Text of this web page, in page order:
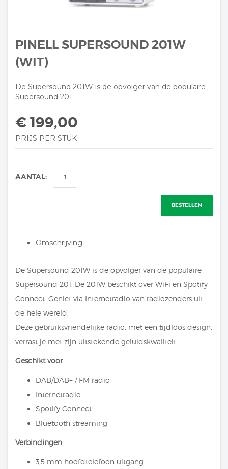
PINELL SUPERSOUND 201W
(WIT)
De Supersound 201W is de opvolger van de populaire
Supersound 201.
€ 199,00
PRIJS PER STUK
AANTAL:
BESTELLEN
Omschrijving
De Supersound 201W is de opvolger van de populaire
Supersound 201. De 201W beschikt over WiFi en Spotify
Connect. Geniet via Internetradio van radiozenders uit
de hele wereld.
Deze gebruiksvriendelijke radio, met een tijdloos design,
verrast je met zijn uitstekende geluidskwaliteit.
Geschikt voor
DAB/DAB+ / FM radio
Internetradio
Spotify Connect
Bluetooth streaming
Verbindingen
3,5 mm hoofdtelefoon uitgang